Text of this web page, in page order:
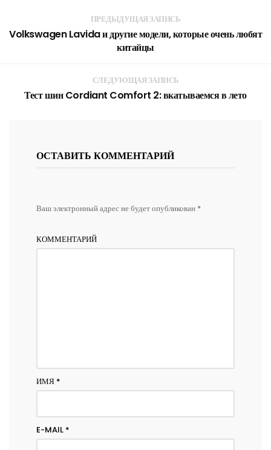
ПРЕДЫДУЩАЯ ЗАПИСЬ
Volkswagen Lavida и другие модели, которые очень любят
китайцы
СЛЕДУЮЩАЯ ЗАПИСЬ
Тест шин Cordiant Comfort 2: вкатываемся в лето
ОСТАВИТЬ КОММЕНТАРИЙ
Ваш электронный адрес не будет опубликован *
КОММЕНТАРИЙ
ИМЯ *
E-MAIL *